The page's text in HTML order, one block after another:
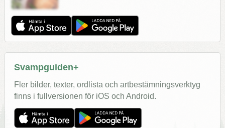
Svampguiden+
Fler bilder, texter, ordlista och artbestämningsverktyg
finns i fullversionen för iOS och Android.